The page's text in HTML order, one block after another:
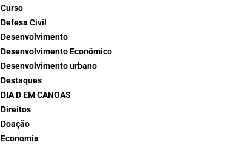
Curso
Defesa Civil
Desenvolvimento
Desenvolvimento Econômico
Desenvolvimento urbano
Destaques
DIA D EM CANOAS
Direitos
Doação
Economia